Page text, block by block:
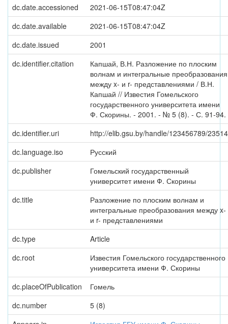
dc.date.accessioned
2021-06-15T08:47:04Z
dc.date.available
2021-06-15T08:47:04Z
dc.date.issued
2001
dc.identifier.citation
Капшай, В.Н. Разложение по плоским
волнам и интегральные преобразования
между x- и r- представлениями / В.Н.
Капшай // Известия Гомельского
государственного университета имени
Ф. Скорины. - 2001. - № 5 (8). - С. 91-94.
dc.identifier.uri
http://elib.gsu.by/handle/123456789/23514
dc.language.iso
Русский
dc.publisher
Гомельский государственный
университет имени Ф. Скорины
dc.title
Разложение по плоским волнам и
интегральные преобразования между x-
и r- представлениями
dc.type
Article
dc.root
Известия Гомельского государственного
университета имени Ф. Скорины
dc.placeOfPublication
Гомель
dc.number
5 (8)